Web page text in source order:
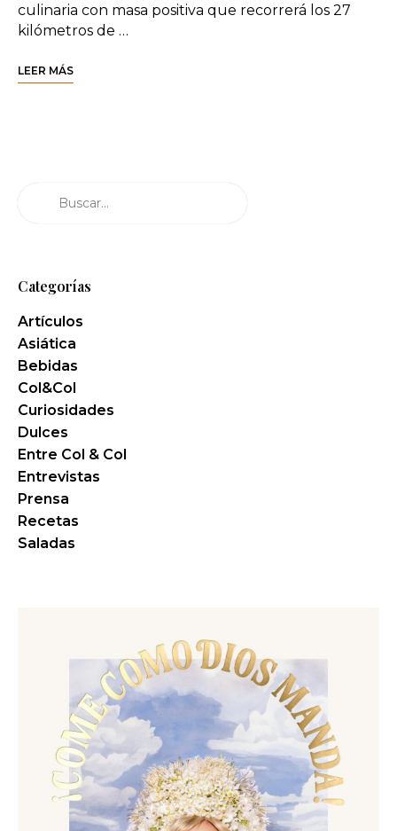
culinaria con masa positiva que recorrerá los 27
kilómetros de …
LEER MÁS
Categorías
Artículos
Asiática
Bebidas
Col&Col
Curiosidades
Dulces
Entre Col & Col
Entrevistas
Prensa
Recetas
Saladas